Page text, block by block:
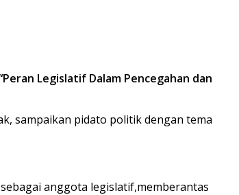
Legislatif Dalam Pencegahan dan
sampaikan pidato politik dengan tema
anggota legislatif,memberantas